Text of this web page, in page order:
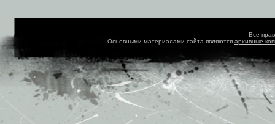
Все
Основными материалами сайта являются архивные